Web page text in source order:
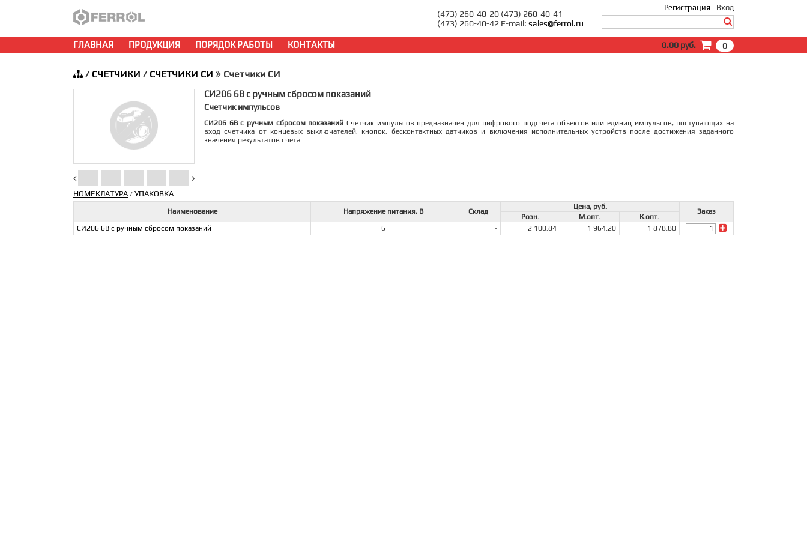
Вход
Регистрация
(473) 260-40-20 (473) 260-40-41
(473) 260-40-42 E-mail: sales@ferrol.ru
ГЛАВНАЯ ПРОДУКЦИЯ ПОРЯДОК РАБОТЫ КОНТАКТЫ 0
0.00 руб.
/ СЧЕТЧИКИ / СЧЕТЧИКИ СИ Счетчики СИ
СИ206 6В с ручным сбросом показаний
Счетчик импульсов
СИ206 6В с ручным сбросом показаний Счетчик импульсов предназначен для цифрового подсчета объектов или единиц импульсов, поступающих на
вход счетчика от концевых выключателей, кнопок, бесконтактных датчиков и включения исполнительных устройств после достижения заданного
значения результатов счета.
НОМЕКЛАТУРА/ УПАКОВКА
Наименование Напряжение питания, В Склад
Цена, руб.
Заказ
Розн. М.опт.
К.опт.
СИ206 6В с ручным сбросом показаний
6 - 2 100.84 1 964.20 1 878.80